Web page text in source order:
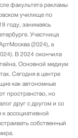
факультета рекламы
училище по
году, занимаясь
Участница
(2024), а
В 2024 окончила
Основной медиум
Сегодня в центре
как автономные
пространство, но
друг с другом и со
ассоциативной
собственный